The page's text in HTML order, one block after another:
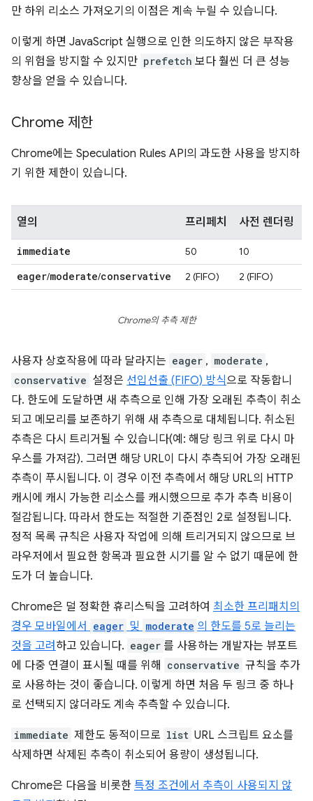
만 하위 리소스 가져오기의 이점은 계속 누릴 수 있습니다.
이렇게 하면 JavaScript 실행으로 인한 의도하지 않은 부작용
의 위험을 방지할 수 있지만 prefetch 보다 훨씬 더 큰 성능
향상을 얻을 수 있습니다.
Chrome 제한
Chrome에는 Speculation Rules API의 과도한 사용을 방지하
기 위한 제한이 있습니다.
열의 프리페치 사전 렌더링
immediate 50 10
eager/moderate/conservative 2 (FIFO) 2 (FIFO)
Chrome의 추측 제한
사용자 상호작용에 따라 달라지는 eager , moderate ,
conservative 설정은 선입선출 (FIFO) 방식으로 작동합니
다. 한도에 도달하면 새 추측으로 인해 가장 오래된 추측이 취소
되고 메모리를 보존하기 위해 새 추측으로 대체됩니다. 취소된
추측은 다시 트리거될 수 있습니다(예: 해당 링크 위로 다시 마
우스를 가져감). 그러면 해당 URL이 다시 추측되어 가장 오래된
추측이 푸시됩니다. 이 경우 이전 추측에서 해당 URL의 HTTP
캐시에 캐시 가능한 리소스를 캐시했으므로 추가 추측 비용이
절감됩니다. 따라서 한도는 적절한 기준점인 2로 설정됩니다.
정적 목록 규칙은 사용자 작업에 의해 트리거되지 않으므로 브
라우저에서 필요한 항목과 필요한 시기를 알 수 없기 때문에 한
도가 더 높습니다.
Chrome은 덜 정확한 휴리스틱을 고려하여 최소한 프리패치의
경우 모바일에서
eager 및 moderate 의 한도를 5로 늘리는
것을 고려 하고 있습니다. eager 를 사용하는 개발자는 뷰포트
에 다중 연결이 표시될 때를 위해
conservative 규칙을 추가
로 사용하는 것이 좋습니다. 이렇게 하면 처음 두 링크 중 하나
로 선택되지 않더라도 계속 추측할 수 있습니다.
immediate 제한도 동적이므로 list URL 스크립트 요소를
삭제하면 삭제된 추측이 취소되어 용량이 생성됩니다.
Chrome은 다음을 비롯한 특정 조건에서 추측이 사용되지 않